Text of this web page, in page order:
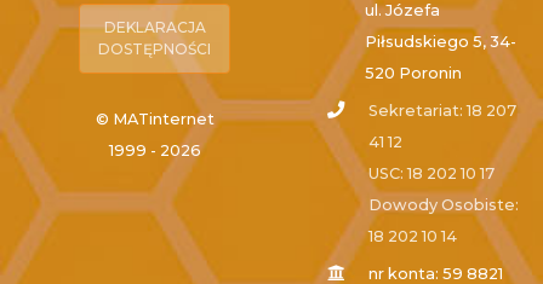
DEKLARACJA
DOSTĘPNOŚCI
© MATinternet
1999 - 2026
ul. Józefa
Piłsudskiego 5, 34-
520 Poronin
Sekretariat: 18 207
41 12
USC: 18 202 10 17
Dowody Osobiste:
18 202 10 14
nr konta: 59 8821